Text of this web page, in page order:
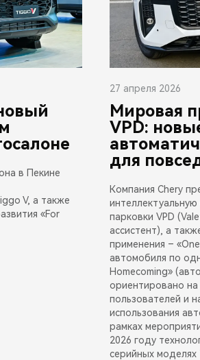
в Пекине
V, а также
«For
27 апреля 2026
Мировая
VPD:
для
Компания Chery
парковки VPD
ассистент), а
применения –
автомобиля по
Homecoming»
ориентировано
пользователей и
использования
рамках
2026 году
серийных